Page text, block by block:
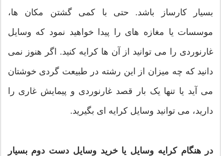
بسیار کارساز باشد. حتی با کمی گشتن مکان ها،
موسسات یا مغازه های را پیدا خواهید نمود که وسایل
غارنوردی را می توانید از آن ها کرایه کنید. اگر هنوز نمی
دانید که چه میزان از این رشته در طبیعت گردی خوشتان
می آید یا تنها یک بار قصد غارنوردی و پیمایش غاری را
دارید، می توانید وسایل کرایه ای بگیرید.
در هنگام کرایه وسایل یا خرید وسایل دست دوم بسیار